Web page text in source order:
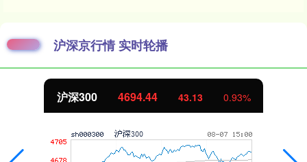
沪深京行情 实时轮播
北证50 1134.24